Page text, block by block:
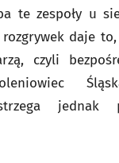
te zespoły u
daje to,
czyli
jednak